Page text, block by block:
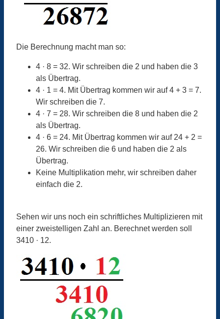
Die Berechnung macht man so:
4 · 8 = 32. Wir schreiben die 2 und haben die 3
als Übertrag.
4 · 1 = 4. Mit Übertrag kommen wir auf 4 + 3 = 7.
Wir schreiben die 7.
4 · 7 = 28. Wir schreiben die 8 und haben die 2
als Übertrag.
4 · 6 = 24. Mit Übertrag kommen wir auf 24 + 2 =
26. Wir schreiben die 6 und haben die 2 als
Übertrag.
Keine Multiplikation mehr, wir schreiben daher
einfach die 2.
Sehen wir uns noch ein schriftliches Multiplizieren mit
einer zweistelligen Zahl an. Berechnet werden soll
3410 · 12.